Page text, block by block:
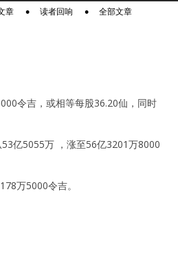
章 读者回响 全部文章
令吉，或相等每股36.20仙，同时
亿5055万 ，涨至56亿3201万8000
万5000令吉。